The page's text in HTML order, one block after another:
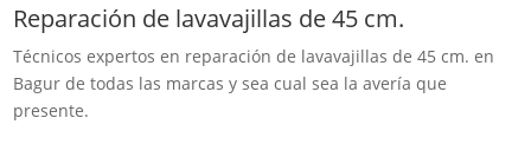
Reparación de lavavajillas de 45 cm.
Técnicos expertos en reparación de lavavajillas de 45 cm. en
Bagur de todas las marcas y sea cual sea la avería que
presente.